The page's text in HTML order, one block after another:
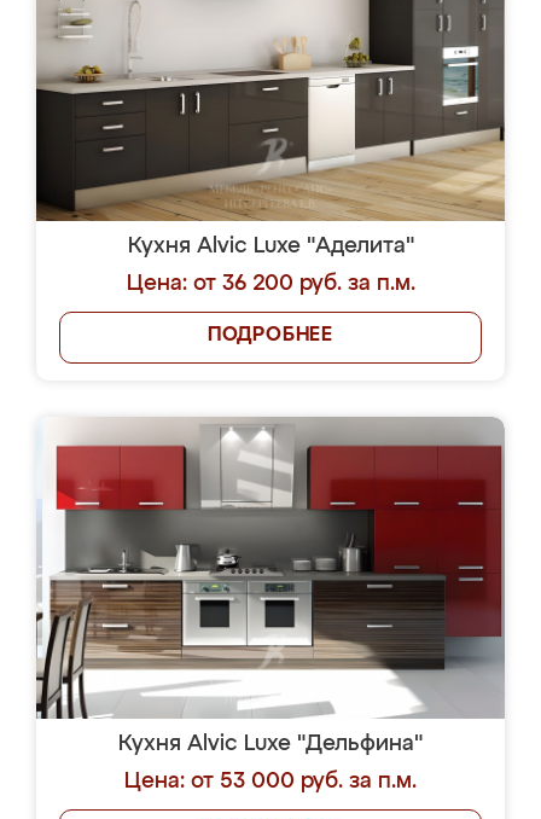
Кухня Alvic Luxe "Аделита"
Цена: от 36 200 руб. за п.м.
ПОДРОБНЕЕ
Кухня Alvic Luxe "Дельфина"
Цена: от 53 000 руб. за п.м.